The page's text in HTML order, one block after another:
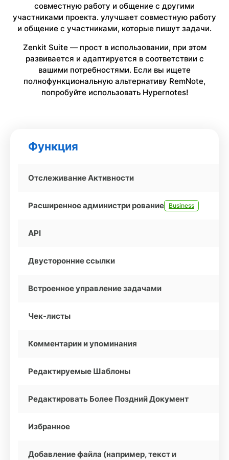
совместную работу и общение с другими
участниками проекта. улучшает совместную работу
и общение с участниками, которые пишут задачи.
Zenkit Suite — прост в использовании, при этом
развивается и адаптируется в соответствии с
вашими потребностями. Если вы ищете
полнофункциональную альтернативу RemNote,
попробуйте использовать Hypernotes!
Функция
Отслеживание Активности
Расширенное администри рование Business
API
Двусторонние ссылки
Встроенное управление задачами
Чек-листы
Комментарии и упоминания
Редактируемые Шаблоны
Редактировать Более Поздний Документ
Избранное
Добавление файла (например, текст и